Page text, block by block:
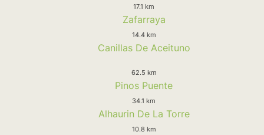
17.1 km
Zafarraya
14.4 km
Canillas De Aceituno
62.5 km
Pinos Puente
34.1 km
Alhaurin De La Torre
10.8 km